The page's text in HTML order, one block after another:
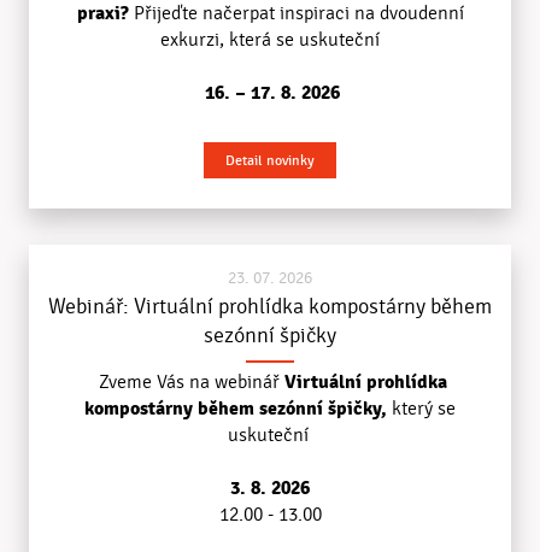
praxi? Přijeďte načerpat inspiraci na dvoudenní
exkurzi, která se uskuteční
16. – 17. 8. 2026
Detail novinky
23. 07. 2026
Webinář: Virtuální prohlídka kompostárny během
sezónní špičky
Zveme Vás na webinář Virtuální prohlídka
kompostárny během sezónní špičky, který se
uskuteční
3. 8. 2026
12.00 - 13.00